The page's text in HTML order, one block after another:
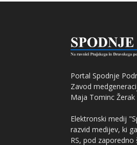
Portal Spodnje
Zavod
Maja Tominc Žerak
Elektronski medij
razvid medijev, ki
RS, pod zaporedno